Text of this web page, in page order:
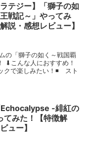
ラテジー】「獅子の如
戦記～」やってみ
説・感想レビュー】
の「獅子の如く～戦国覇
⬇︎こんな人におすすめ！
で楽しみたい！◾️ スト
Echocalypse -緋紅の
てみた！【特徴解
ュー】